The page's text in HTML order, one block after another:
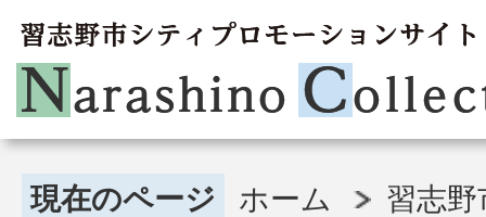
現在のページ ホーム 習志